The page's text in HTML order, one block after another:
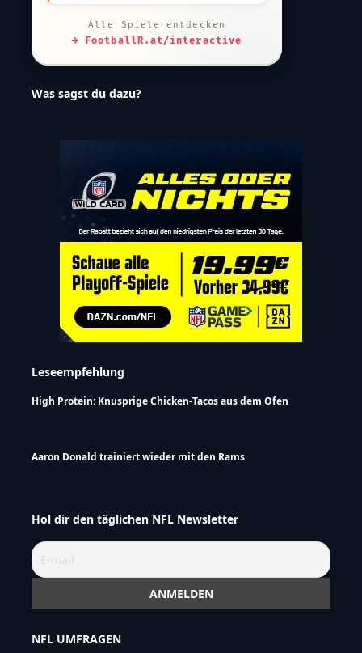
Alle Spiele entdecken
→ FootballR.at/interactive
Was sagst du dazu?
Leseempfehlung
High Protein: Knusprige Chicken-Tacos aus dem Ofen
Aaron Donald trainiert wieder mit den Rams
Hol dir den täglichen NFL Newsletter
NFL UMFRAGEN